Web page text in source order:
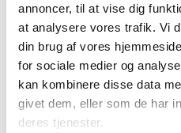
annoncer, til at vise dig
at analysere vores trafik. Vi
din brug af vores
for sociale medier og
kan kombinere disse data
givet dem, eller som de har
deres tjenester.
Kontakt
Adm.